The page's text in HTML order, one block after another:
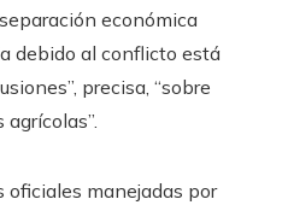
económica
debido al conflicto está
precisa, “sobre
oficiales manejadas por